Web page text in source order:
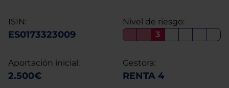
ISIN:
ES0173323009
Nivel de riesgo:
3
Aportación inicial:
2.500€
Gestora:
RENTA 4